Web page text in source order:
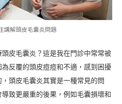
講解頭皮毛囊炎問題
皮毛囊炎？這是我在門診中常常被
反覆的頭皮痘痘和不適，感到困擾
頭皮毛囊炎其實是一種常見的問
致更嚴重的後果，例如毛囊損壞和